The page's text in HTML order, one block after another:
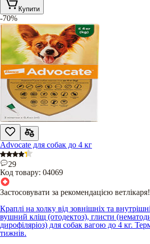
Купити
-70%
Advocate для собак до 4 кг
29
Код товару: 04069
Застосовувати за рекомендацією ветлікаря!
Краплі на холку від зовнішніх та
вушний кліщ (отодектоз), глисти
дирофіляріоз) для собак вагою до 4 кг.
тижнів.